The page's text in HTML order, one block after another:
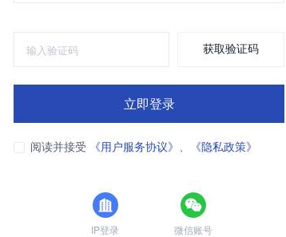
获取验证码
立即登录
阅读并接受 《用户服务协议》 、 《隐私政策》
IP登录 微信账号